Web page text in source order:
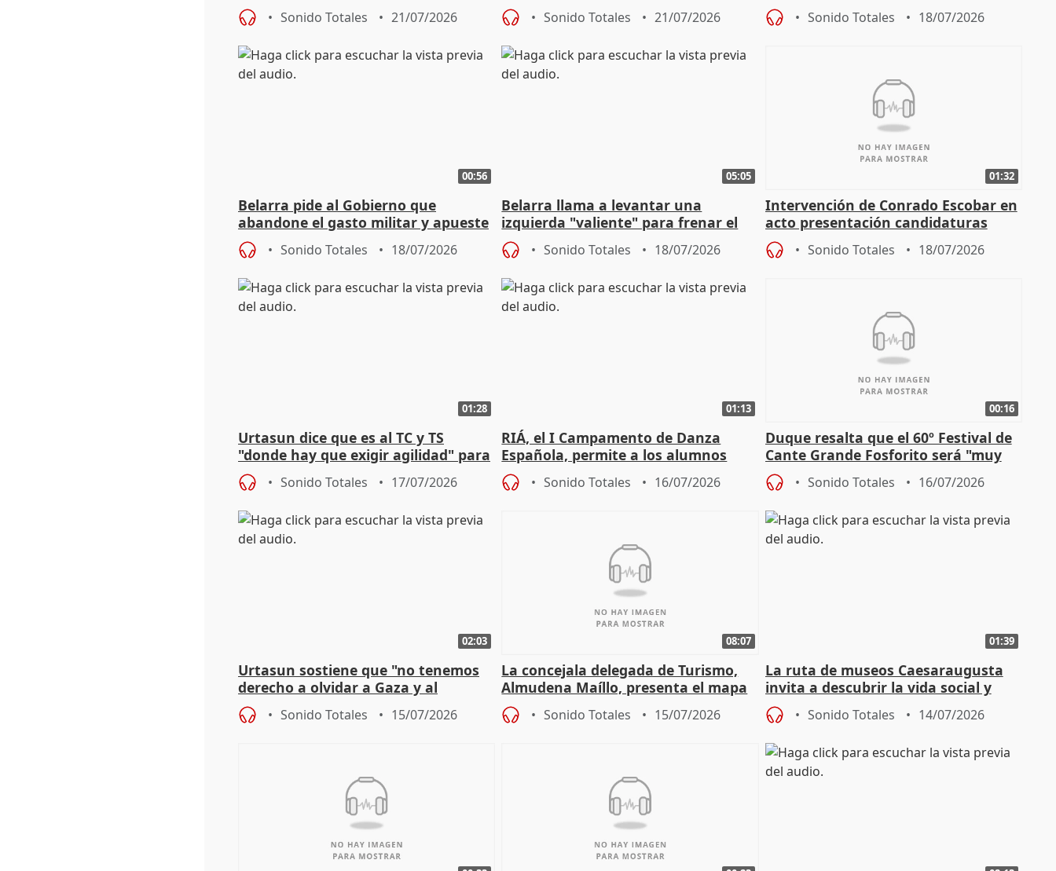
Sonido Totales 21/07/2026 Sonido Totales 21/07/2026 Sonido Totales 18/07/2026
00:56
Belarra pide al Gobierno que
abandone el gasto militar y apueste
"de verdad" por la cultura
Sonido Totales 18/07/2026
05:05
Belarra llama a levantar una
izquierda "valiente" para frenar el
avance de la extrema derecha
Sonido Totales 18/07/2026
01:32
Intervención de Conrado Escobar en
acto presentación candidaturas
alcaldes PP para 2027
Sonido Totales 18/07/2026
01:28
Urtasun dice que es al TC y TS
"donde hay que exigir agilidad" para
aplicar la Ley de Amnistía
Sonido Totales 17/07/2026
01:13
RIÁ, el I Campamento de Danza
Española, permite a los alumnos
"sacar su talento a flor de piel"
Sonido Totales 16/07/2026
00:16
Duque resalta que el 60º Festival de
Cante Grande Fosforito será "muy
especial" tras su pérdida
Sonido Totales 16/07/2026
02:03
Urtasun sostiene que "no tenemos
derecho a olvidar a Gaza y al
genocidio"
Sonido Totales 15/07/2026
08:07
La concejala delegada de Turismo,
Almudena Maíllo, presenta el mapa
'Nuevas comedias madrileñas'
Sonido Totales 15/07/2026
01:39
La ruta de museos Caesaraugusta
invita a descubrir la vida social y
económica de la Zaragoza ro
Sonido Totales 14/07/2026